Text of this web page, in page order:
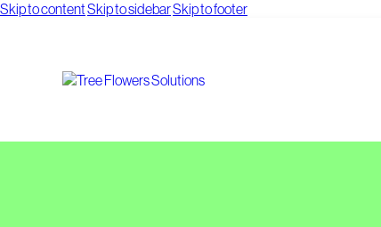
Skip to contentSkip to sidebarSkip to footer